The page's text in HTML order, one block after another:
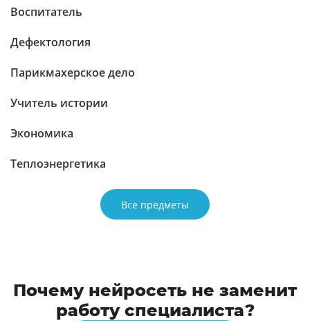
Воспитатель
Дефектология
Парикмахерское дело
Учитель истории
Экономика
Теплоэнергетика
Все предметы
Почему нейросеть не заменит
работу специалиста?